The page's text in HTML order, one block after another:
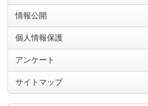
情報公開
個人情報保護
アンケート
サイトマップ